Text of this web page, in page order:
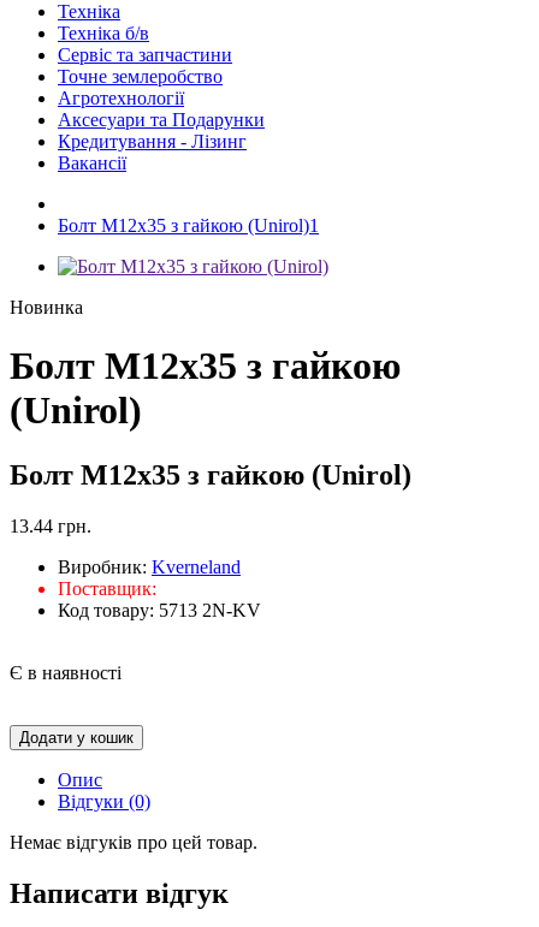
Техніка
Техніка б/в
Сервіс та запчастини
Точне землеробство
Агротехнології
Аксесуари та Подарунки
Кредитування - Лізинг
Вакансії
Болт М12x35 з гайкою (Unirol)1
Новинка
Болт М12x35 з гайкою
(Unirol)
Болт М12x35 з гайкою (Unirol)
13.44 грн.
Виробник: Kverneland
Поставщик:
Код товару: 5713 2N-KV
Є в наявності
Додати у кошик
Опис
Відгуки (0)
Немає відгуків про цей товар.
Написати відгук